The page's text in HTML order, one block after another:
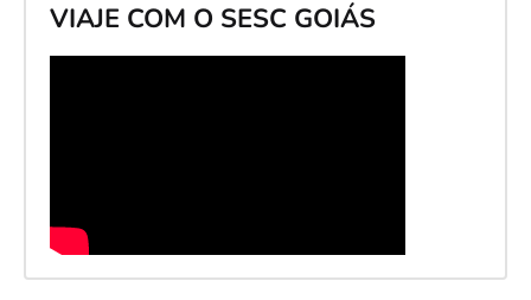
VIAJE COM O SESC GOIÁS